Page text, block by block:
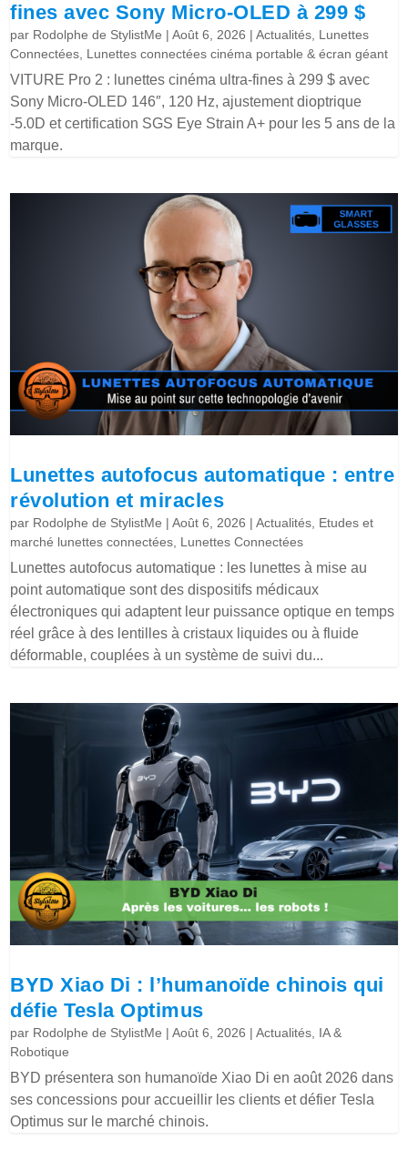
fines avec Sony Micro-OLED à 299 $
par Rodolphe de StylistMe |Août 6, 2026 |Actualités, Lunettes
Connectées, Lunettes connectées cinéma portable & écran géant
VITURE Pro 2 : lunettes cinéma ultra-fines à 299 $ avec
Sony Micro-OLED 146″, 120 Hz, ajustement dioptrique
-5.0D et certification SGS Eye Strain A+ pour les 5 ans de la
marque.
Lunettes autofocus automatique : entre
révolution et miracles
par Rodolphe de StylistMe |Août 6, 2026 |Actualités, Etudes et
marché lunettes connectées, Lunettes Connectées
Lunettes autofocus automatique : les lunettes à mise au
point automatique sont des dispositifs médicaux
électroniques qui adaptent leur puissance optique en temps
réel grâce à des lentilles à cristaux liquides ou à fluide
déformable, couplées à un système de suivi du...
BYD Xiao Di : l’humanoïde chinois qui
défie Tesla Optimus
par Rodolphe de StylistMe |Août 6, 2026 |Actualités, IA &
Robotique
BYD présentera son humanoïde Xiao Di en août 2026 dans
ses concessions pour accueillir les clients et défier Tesla
Optimus sur le marché chinois.